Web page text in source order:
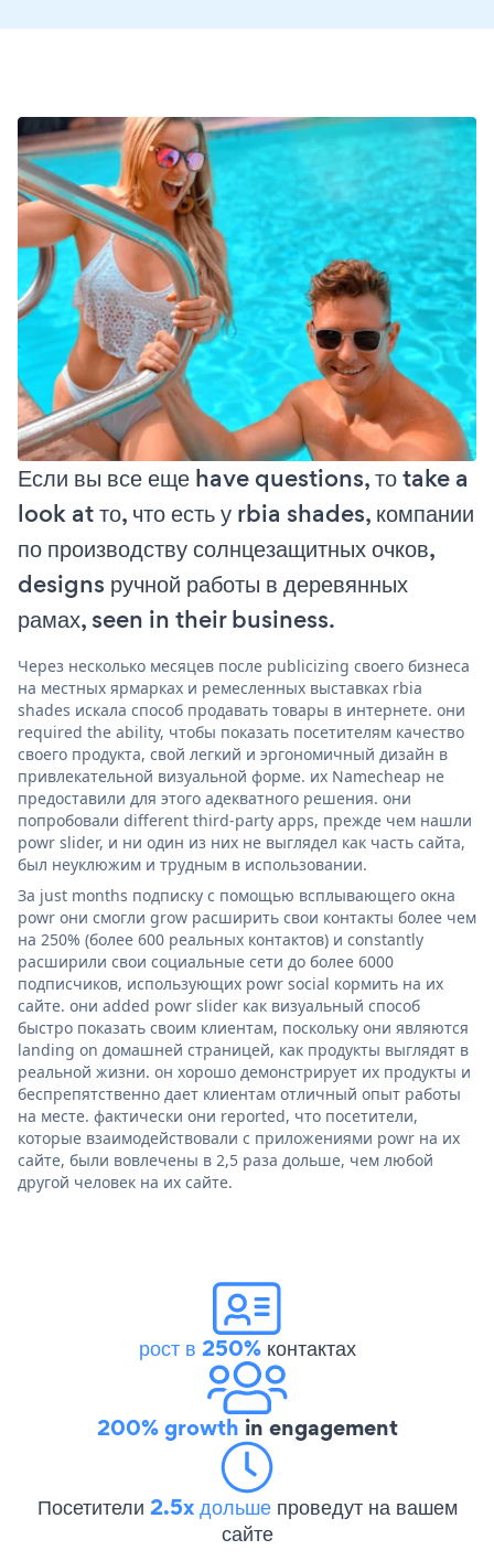
Если вы все еще have questions, то take a
look at то, что есть у rbia shades, компании
по производству солнцезащитных очков,
designs ручной работы в деревянных
рамах, seen in their business.
Через несколько месяцев после publicizing своего бизнеса
на местных ярмарках и ремесленных выставках rbia
shades искала способ продавать товары в интернете. они
required the ability, чтобы показать посетителям качество
своего продукта, свой легкий и эргономичный дизайн в
привлекательной визуальной форме. их Namecheap не
предоставили для этого адекватного решения. они
попробовали different third-party apps, прежде чем нашли
powr slider, и ни один из них не выглядел как часть сайта,
был неуклюжим и трудным в использовании.
За just months подписку с помощью всплывающего окна
powr они смогли grow расширить свои контакты более чем
на 250% (более 600 реальных контактов) и constantly
расширили свои социальные сети до более 6000
подписчиков, использующих powr social кормить на их
сайте. они added powr slider как визуальный способ
быстро показать своим клиентам, поскольку они являются
landing on домашней страницей, как продукты выглядят в
реальной жизни. он хорошо демонстрирует их продукты и
беспрепятственно дает клиентам отличный опыт работы
на месте. фактически они reported, что посетители,
которые взаимодействовали с приложениями powr на их
сайте, были вовлечены в 2,5 раза дольше, чем любой
другой человек на их сайте.
рост в 250%контактах
200% growth in engagement
Посетители 2.5x дольше проведут на вашем
сайте